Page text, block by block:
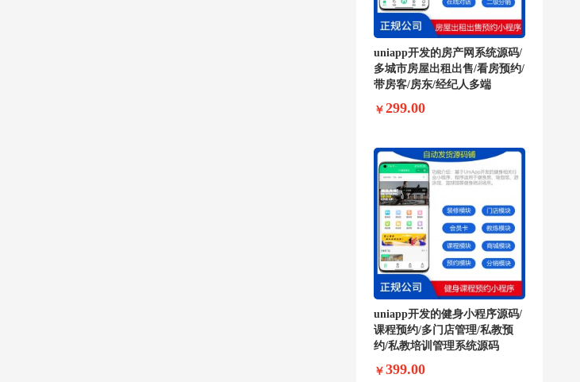
uniapp开发的房产网系统源码/
多城市房屋出租出售/看房预约/
带房客/房东/经纪人多端
￥ 299.00
uniapp开发的健身小程序源码/
课程预约/多门店管理/私教预
约/私教培训管理系统源码
￥ 399.00